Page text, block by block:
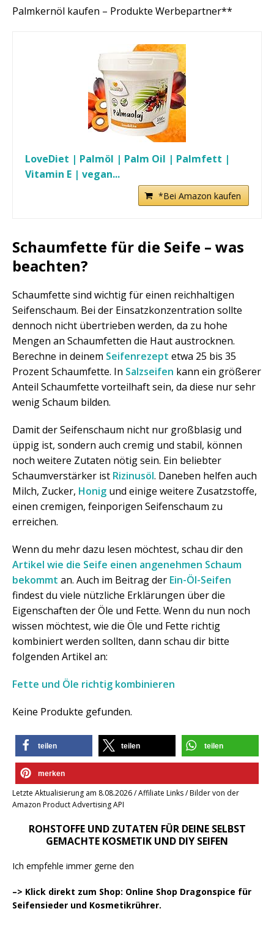
Palmkernöl kaufen – Produkte Werbepartner**
LoveDiet | Palmöl | Palm Oil | Palmfett |
Vitamin E | vegan...
*Bei Amazon kaufen
Schaumfette für die Seife – was
beachten?
Schaumfette sind wichtig für einen reichhaltigen
Seifenschaum. Bei der Einsatzkonzentration sollte
dennoch nicht übertrieben werden, da zu hohe
Mengen an Schaumfetten die Haut austrocknen.
Berechne in deinem Seifenrezept etwa 25 bis 35
Prozent Schaumfette. In Salzseifen kann ein größerer
Anteil Schaumfette vorteilhaft sein, da diese nur sehr
wenig Schaum bilden.
Damit der Seifenschaum nicht nur großblasig und
üppig ist, sondern auch cremig und stabil, können
noch weitere Zutaten nötig sein. Ein beliebter
Schaumverstärker ist Rizinusöl. Daneben helfen auch
Milch, Zucker, Honig und einige weitere Zusatzstoffe,
einen cremigen, feinporigen Seifenschaum zu
erreichen.
Wenn du mehr dazu lesen möchtest, schau dir den
Artikel wie die Seife einen angenehmen Schaum
bekommt an. Auch im Beitrag der Ein-Öl-Seifen
findest du viele nützliche Erklärungen über die
Eigenschaften der Öle und Fette. Wenn du nun noch
wissen möchtest, wie die Öle und Fette richtig
kombiniert werden sollten, dann schau dir bitte
folgenden Artikel an:
Fette und Öle richtig kombinieren
Keine Produkte gefunden.
teilen teilen teilen
merken
Letzte Aktualisierung am 8.08.2026 / Affiliate Links / Bilder von der
Amazon Product Advertising API
ROHSTOFFE UND ZUTATEN FÜR DEINE SELBST
GEMACHTE KOSMETIK UND DIY SEIFEN
Ich empfehle immer gerne den
–> Klick direkt zum Shop: Online Shop Dragonspice für
Seifensieder und Kosmetikrührer.